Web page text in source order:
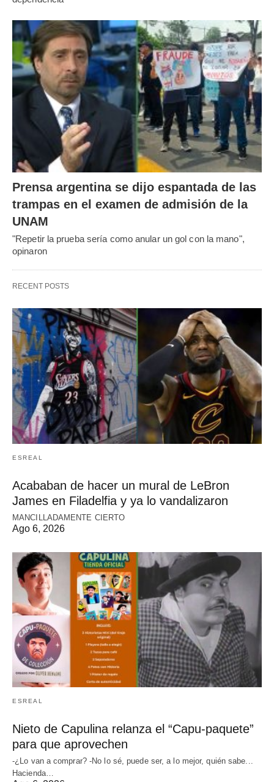
Prensa argentina se dijo espantada de las
trampas en el examen de admisión de la
UNAM
"Repetir la prueba sería como anular un gol con la mano",
opinaron
RECENT POSTS
ESREAL
Acababan de hacer un mural de LeBron
James en Filadelfia y ya lo vandalizaron
MANCILLADAMENTE CIERTO
Ago 6, 2026
ESREAL
Nieto de Capulina relanza el “Capu-paquete”
para que aprovechen
-¿Lo van a comprar? -No lo sé, puede ser, a lo mejor, quién sabe...
Hacienda…